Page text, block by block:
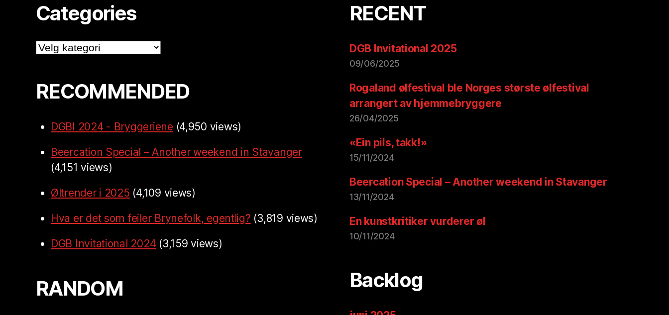
Categories
Categories
RECOMMENDED
DGBI 2024 - Bryggeriene (4,950 views)
Beercation Special – Another weekend in Stavanger
(4,151 views)
Øltrender i 2025 (4,109 views)
Hva er det som feiler Brynefolk, egentlig? (3,819 views)
DGB Invitational 2024 (3,159 views)
RANDOM
RECENT
DGB Invitational 2025
09/06/2025
Rogaland ølfestival ble Norges største ølfestival
arrangert av hjemmebryggere
26/04/2025
«Ein pils, takk!»
15/11/2024
Beercation Special – Another weekend in Stavanger
13/11/2024
En kunstkritiker vurderer øl
10/11/2024
Backlog